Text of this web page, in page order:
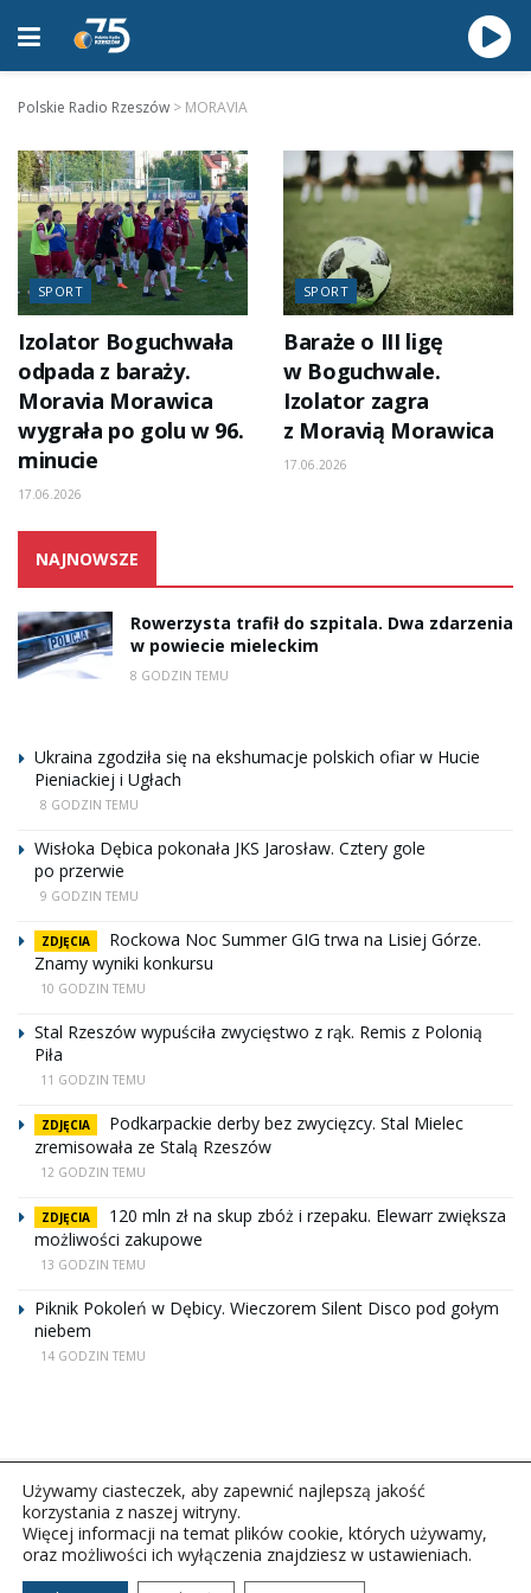
Polskie Radio Rzeszów > MORAVIA
SPORT
Izolator Boguchwała
odpada z baraży.
Moravia Morawica
wygrała po golu w 96.
minucie
17.06.2026
SPORT
Baraże o III ligę
w Boguchwale.
Izolator zagra
z Moravią Morawica
17.06.2026
NAJNOWSZE
Rowerzysta trafił do szpitala. Dwa zdarzenia
w powiecie mieleckim
8 GODZIN TEMU
Ukraina zgodziła się na ekshumacje polskich ofiar w Hucie
Pieniackiej i Ugłach
8 GODZIN TEMU
Wisłoka Dębica pokonała JKS Jarosław. Cztery gole
po przerwie
9 GODZIN TEMU
ZDJĘCIA
Rockowa Noc Summer GIG trwa na Lisiej Górze.
Znamy wyniki konkursu
10 GODZIN TEMU
Stal Rzeszów wypuściła zwycięstwo z rąk. Remis z Polonią
Piła
11 GODZIN TEMU
ZDJĘCIA
Podkarpackie derby bez zwycięzcy. Stal Mielec
zremisowała ze Stalą Rzeszów
12 GODZIN TEMU
ZDJĘCIA
120 mln zł na skup zbóż i rzepaku. Elewarr zwiększa
możliwości zakupowe
13 GODZIN TEMU
Piknik Pokoleń w Dębicy. Wieczorem Silent Disco pod gołym
niebem
14 GODZIN TEMU
Copyright © 2026Polskie Radio Rzeszów S.A. w likwidacj.
Używamy ciasteczek, aby zapewnić najlepszą jakość
korzystania z naszej witryny.
Więcej informacji na temat plików cookie, których używamy,
oraz możliwości ich wyłączenia znajdziesz w ustawieniach.